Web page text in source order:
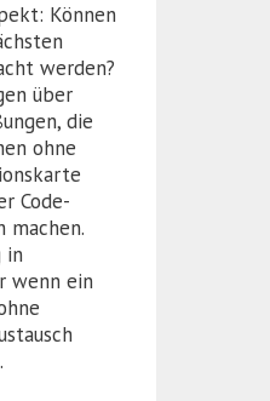
Können
werden?
über
die
ohne
Code-
machen.
in
wenn ein